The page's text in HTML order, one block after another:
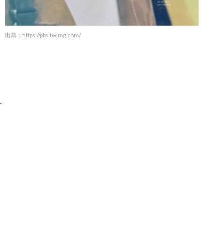
出典： https://pbs.twimg.com/